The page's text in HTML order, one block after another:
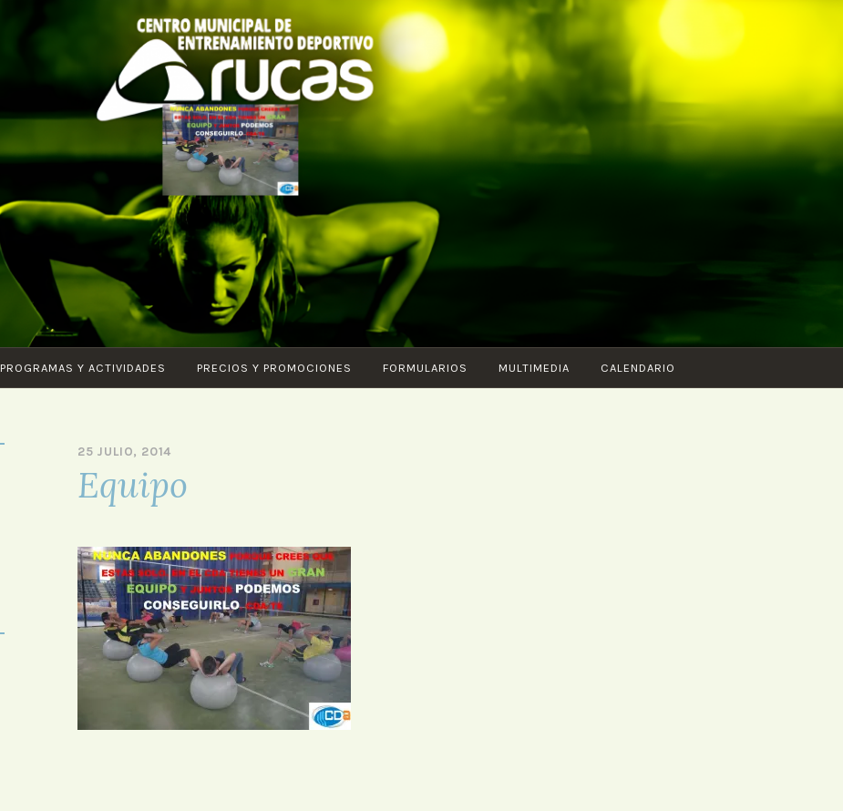
CENTRO DE
ENTRENAMIENTO
DEPORTIVO
ARUCAS
Piscina – Fitness
– Entrenamiento
funcional –
Karate – Pilates –
Ciclo Indoor –
PROGRAMAS Y ACTIVIDADES PRECIOS Y PROMOCIONES FORMULARIOS MULTIMEDIA CALENDARIO
25 JULIO, 2014
R
I
N
I
S
R
A
Equipo